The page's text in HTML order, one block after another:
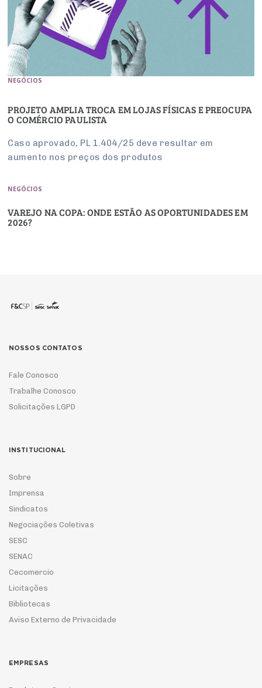
NEGÓCIOS
PROJETO AMPLIA TROCA EM LOJAS FÍSICAS E PREOCUPA
O COMÉRCIO PAULISTA
Caso aprovado, PL 1.404/25 deve resultar em
aumento nos preços dos produtos
NEGÓCIOS
VAREJO NA COPA: ONDE ESTÃO AS OPORTUNIDADES EM
2026?
NOSSOS CONTATOS
Fale Conosco
Trabalhe Conosco
Solicitações LGPD
INSTITUCIONAL
Sobre
Imprensa
Sindicatos
Negociações Coletivas
SESC
SENAC
Cecomercio
Licitações
Bibliotecas
Aviso Externo de Privacidade
EMPRESAS